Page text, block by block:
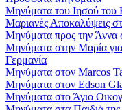
Μηνύματα του Ιησού
Μαριανές Αποκαλύψεις
Μηνύματα προς την Άννα
Μηνύματα στην Μαρία
Γερμανία
Μηνύματα στον Marcos
Μηνύματα στον Edson
Μηνύματα στο Άγιο